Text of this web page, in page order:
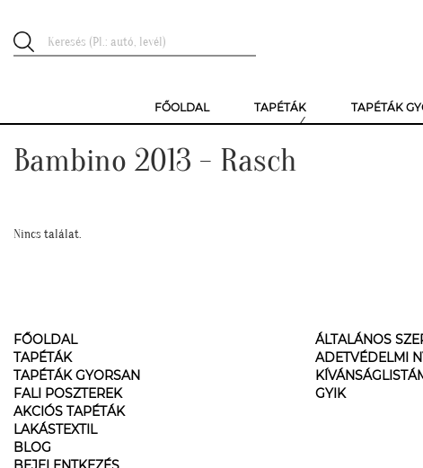
FŐOLDAL TAPÉTÁK TAPÉTÁK
Bambino 2013 - Rasch
Nincs találat.
FŐOLDAL
TAPÉTÁK
TAPÉTÁK GYORSAN
FALI POSZTEREK
AKCIÓS TAPÉTÁK
LAKÁSTEXTIL
BLOG
ÁLTALÁNOS
ADETVÉDELMI
GYIK